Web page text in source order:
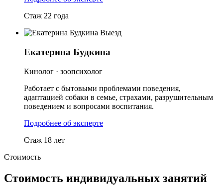
Стаж 22 года
Выезд
Екатерина Будкина
Кинолог · зоопсихолог
Работает с бытовыми проблемами поведения,
адаптацией собаки в семье, страхами, разрушительным
поведением и вопросами воспитания.
Подробнее об эксперте
Стаж 18 лет
Стоимость
Стоимость индивидуальных занятий